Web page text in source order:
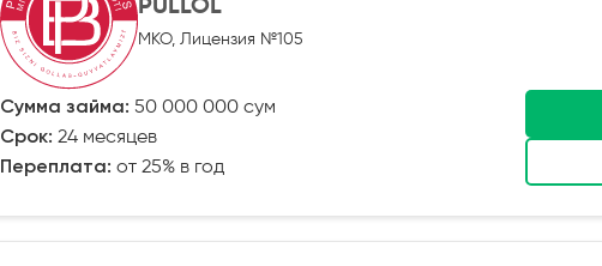
PULLOL
МКО, Лицензия №105
Сумма займа: 50 000 000 сум
Срок: 24 месяцев
Переплата: от 25% в год